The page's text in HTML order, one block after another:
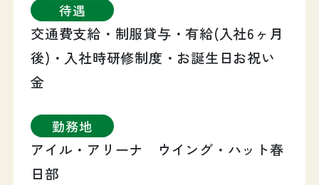
待遇
交通費支給・制服貸与・有給(入社6ヶ月
後)・入社時研修制度・お誕生日お祝い
金
勤務地
アイル・アリーナ ウイング・ハット春
日部